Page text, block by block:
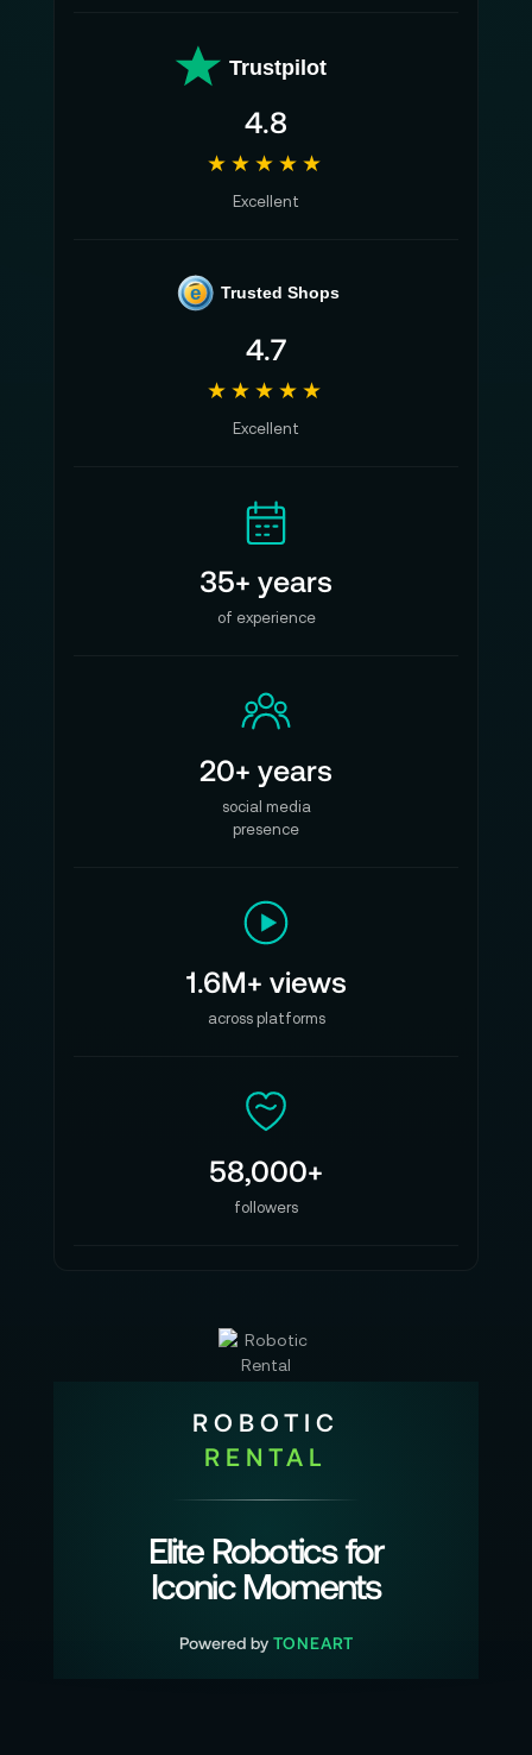
Trustpilot
4.8
★★★★★
Excellent
e Trusted Shops
4.7
★★★★★
Excellent
35+ years
of experience
20+ years
social media
presence
1.6M+ views
across platforms
58,000+
followers
ROBOTIC
RENTAL
Elite Robotics for
Iconic Moments
Powered by TONEART